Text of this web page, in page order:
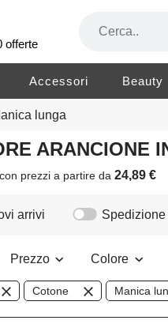
offerte
Accessori Beauty
lunga
ARANCIONE
con prezzi a partire da24,89 €
arrivi Spedizione
Prezzo Colore
Cotone Manica